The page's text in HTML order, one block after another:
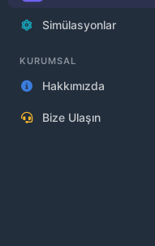
Simülasyonlar
KURUMSAL
Hakkımızda
Bize Ulaşın